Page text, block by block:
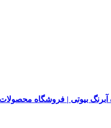
بیوتی | فروشگاه